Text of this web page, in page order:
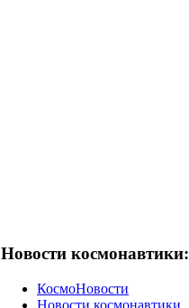
Новости космонавтики:
КосмоНовости
Новости космонавтики